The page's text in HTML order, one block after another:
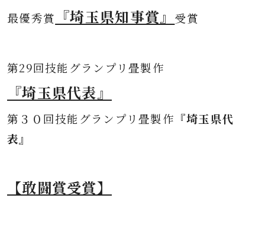
最優秀賞
『埼玉県知事賞』 受賞
第29回技能グランプリ畳製作
『埼玉県代表』
第３０ 回技能グランプリ畳製作 『埼玉県代
表』
【敢闘賞受賞】